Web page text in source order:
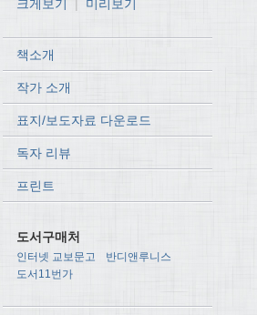
크게보기 미리보기
책소개
작가 소개
표지/보도자료 다운로드
독자 리뷰
프린트
도서구매처
인터넷 교보문고
반디앤루니스
도서11번가